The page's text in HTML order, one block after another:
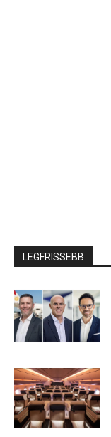
LEGFRISSEBB